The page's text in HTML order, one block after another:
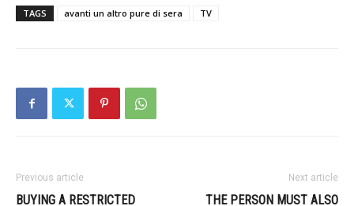
TAGS avanti un altro pure di sera TV
Previous article
BUYING A RESTRICTED
Next article
THE PERSON MUST ALSO